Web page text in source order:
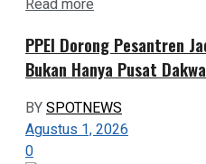
Read more
PPEI Dorong Pesantren
Bukan Hanya Pusat
BYSPOTNEWS
Agustus 1, 2026
0